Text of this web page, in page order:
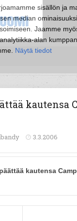
sisällön ja
median
Jaamme
alan
Näytä tiedot
kautensa
3.3.2006
kautensa